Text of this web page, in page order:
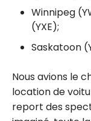
Winnipeg
(YXE);
Saskatoon
Nous avions le
location de
report des